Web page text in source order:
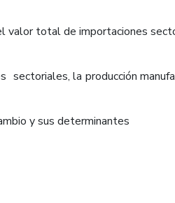
valor total de importaciones
sectoriales, la producción
y sus determinantes